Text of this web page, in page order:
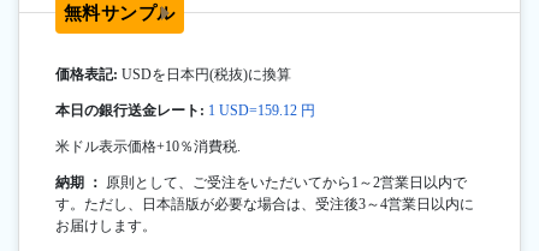
無料サンプル
価格表記: USDを日本円(税抜)に換算
本日の銀行送金レート: 1 USD=159.12 円
米ドル表示価格+10％消費税.
納期 ： 原則として、ご受注をいただいてから1～2営業日以内で
す。ただし、日本語版が必要な場合は、受注後3～4営業日以内に
お届けします。